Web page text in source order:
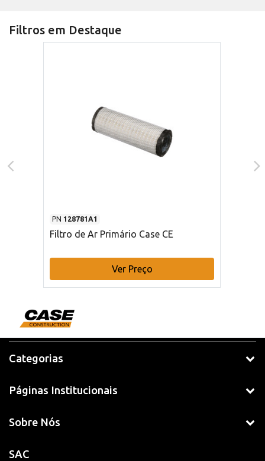
Filtros em Destaque
PN 128781A1
Filtro de Ar Primário Case CE
Ver Preço
Categorias
Páginas Institucionais
Sobre Nós
SAC